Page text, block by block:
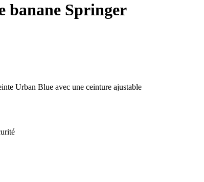
banane Springer
Urban Blue avec une ceinture ajustable